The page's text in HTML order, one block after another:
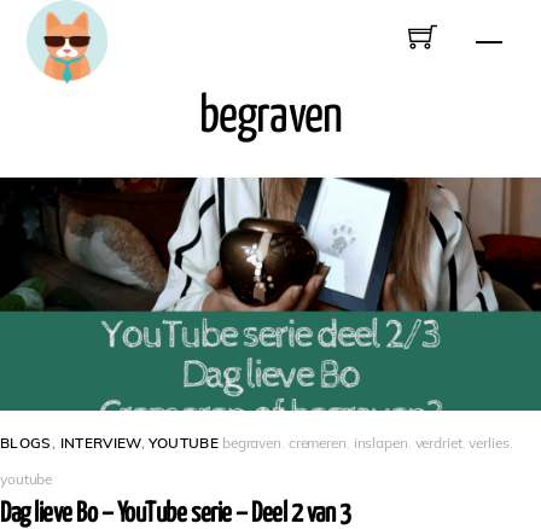
Skip
content
begraven
BLOGS , INTERVIEW, YOUTUBE begraven cremeren inslapen verdriet, verlies
youtube
Dag lieve Bo – YouTube serie – Deel 2 van 3